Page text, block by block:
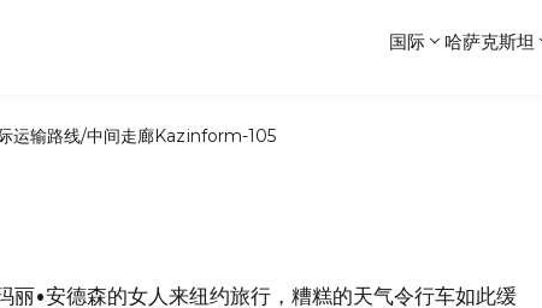
国际 哈萨克斯坦
运输路线/中间走廊Kazinform-105
丽•安德森的女人来纽约旅行，糟糕的天气令行车如此缓